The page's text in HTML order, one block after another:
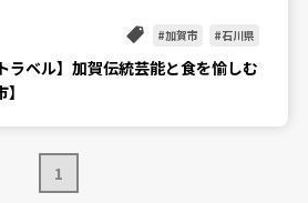
加賀市 石川県
ラベル】加賀伝統芸能と食を愉しむ
1